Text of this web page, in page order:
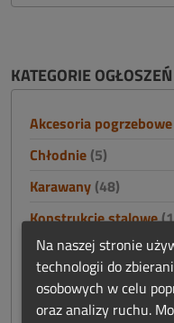
KATEGORIE OGŁOSZEŃ
Akcesoria pogrzebowe
Chłodnie (5)
Karawany (48)
Konstrukcje stalowe
Nagrobki i akcesoria
Namioty(0)
Nieruchomości(4)
Na naszej stronie
technologii do
osobowych w celu
oraz analizy ruchu.